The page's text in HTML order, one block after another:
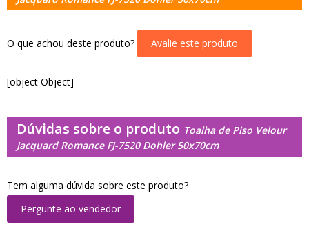
O que achou deste produto? Avalie este produto
[object Object]
Dúvidas sobre o produto Toalha de Piso Velour
Jacquard Romance FJ-7520 Dohler 50x70cm
Tem alguma dúvida sobre este produto?
Pergunte ao vendedor